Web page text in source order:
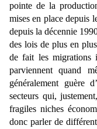
pointe de la
mises en place depuis
depuis la décennie
des lois de plus en
de fait les migrations
parviennent quand
généralement guère
secteurs qui,
fragiles niches
donc parler de